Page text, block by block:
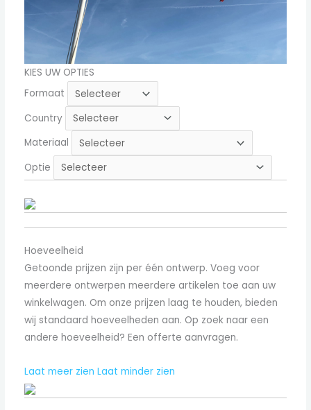
KIES UW OPTIES
Formaat
Country
Materiaal
Optie
Hoeveelheid
Getoonde prijzen zijn per één ontwerp. Voeg voor
meerdere ontwerpen meerdere artikelen toe aan uw
winkelwagen. Om onze prijzen laag te houden, bieden
wij standaard hoeveelheden aan. Op zoek naar een
andere hoeveelheid? Een offerte aanvragen.
Laat meer zien Laat minder zien